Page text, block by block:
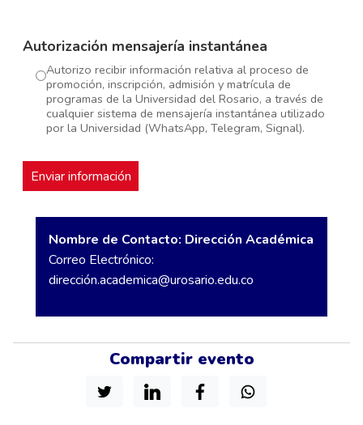
Autorización mensajería instantánea
Autorizo recibir información relativa al proceso de
promoción, inscripción, admisión y matrícula de
programas de la Universidad del Rosario, a través de
cualquier sistema de mensajería instantánea utilizado
por la Universidad (WhatsApp, Telegram, Signal).
Nombre de Contacto: Dirección Académica
Correo Electrónico:
dirección.academica@urosario.edu.co
Compartir evento